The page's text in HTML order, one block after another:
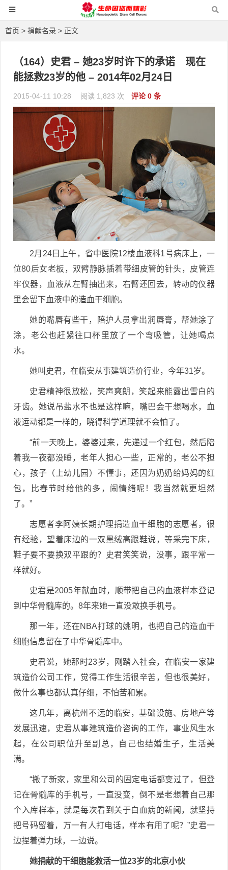
首页 > 捐献名录 > 正文
（164）史君 – 她23岁时许下的承诺 现在
能拯救23岁的他 – 2014年02月24日
2015-04-11 10:28 阅读 1,823 次 评论 0 条
2月24日上午，省中医院12楼血液科1号病床上，一
位80后女老板，双臂静脉插着带细皮管的针头，皮管连
牢仪器，血液从左臂抽出来，右臂还回去，转动的仪器
里会留下血液中的造血干细胞。
她的嘴唇有些干，陪护人员拿出润唇膏，帮她涂了
涂，老公也赶紧往口杯里放了一个弯吸管，让她喝点
水。
她叫史君，在临安从事建筑造价行业，今年31岁。
史君精神很放松，笑声爽朗，笑起来能露出雪白的
牙齿。她说吊盐水不也是这样嘛，嘴巴会干想喝水，血
液运动都是一样的，晓得科学道理就不会怕了。
“前一天晚上，婆婆过来，先递过一个红包，然后陪
着我一夜都没睡，老年人担心一些，正常的，老公不担
心，孩子（上幼儿园）不懂事，还因为奶奶给妈妈的红
包，比春节时给他的多，闹情绪呢！我当然就更坦然
了。”
志愿者李阿姨长期护理捐造血干细胞的志愿者，很
有经验，望着床边的一双黑绒高跟鞋说，等采完下床，
鞋子要不要换双平跟的？史君笑笑说，没事，跟平常一
样就好。
史君是2005年献血时，顺带把自己的血液样本登记
到中华骨髓库的。8年来她一直没敢换手机号。
那一年，还在NBA打球的姚明，也把自己的造血干
细胞信息留在了中华骨髓库中。
史君说，她那时23岁，刚踏入社会，在临安一家建
筑造价公司工作，觉得工作生活很辛苦，但也很美好，
做什么事也都认真仔细，不怕苦和累。
这几年，离杭州不远的临安，基础设施、房地产等
发展迅速，史君从事建筑造价咨询的工作，事业风生水
起，在公司职位升至副总，自己也结婚生子，生活美
满。
“搬了新家，家里和公司的固定电话都变过了，但登
记在骨髓库的手机号，一直没变，倒不是老想着自己那
个入库样本，就是每次看到关于白血病的新闻，就坚持
把号码留着，万一有人打电话，样本有用了呢？”史君一
边捏着弹力球，一边说。
她捐献的干细胞能救活一位23岁的北京小伙